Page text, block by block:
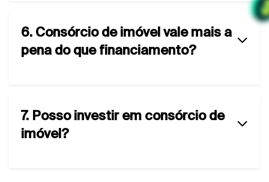
6. Consórcio de imóvel vale mais a
pena do que financiamento?
7. Posso investir em consórcio de
imóvel?